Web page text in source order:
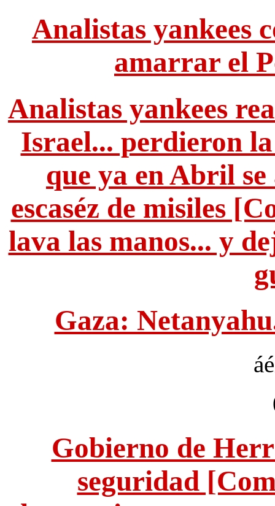
Analistas yankees
amarrar el
Analistas yankees
Israel... perdieron
que ya en Abril
escaséz de misiles
lava las manos... y
Gaza:
Gobierno de
seguridad